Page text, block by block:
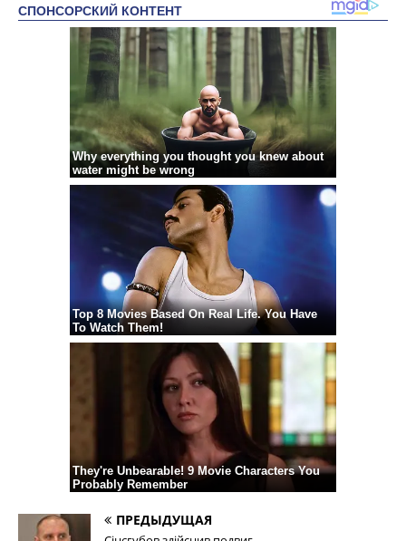
ПРЕДЫДУЩАЯ